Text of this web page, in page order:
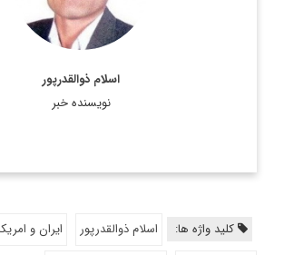
اسلام ذوالقدرپور
نویسنده خبر
کلید واژه ها: اسلام ذوالقدرپور ایران و